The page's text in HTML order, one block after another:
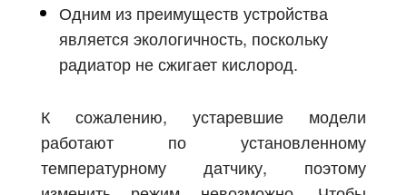
Одним из преимуществ устройства
является экологичность, поскольку
радиатор не сжигает кислород.
К сожалению, устаревшие модели
работают по установленному
температурному датчику, поэтому